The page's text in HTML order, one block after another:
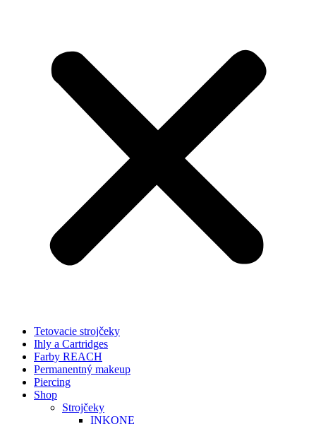
Tetovacie strojčeky
Ihly a Cartridges
Farby REACH
Permanentný makeup
Piercing
Shop
Strojčeky
INKONE